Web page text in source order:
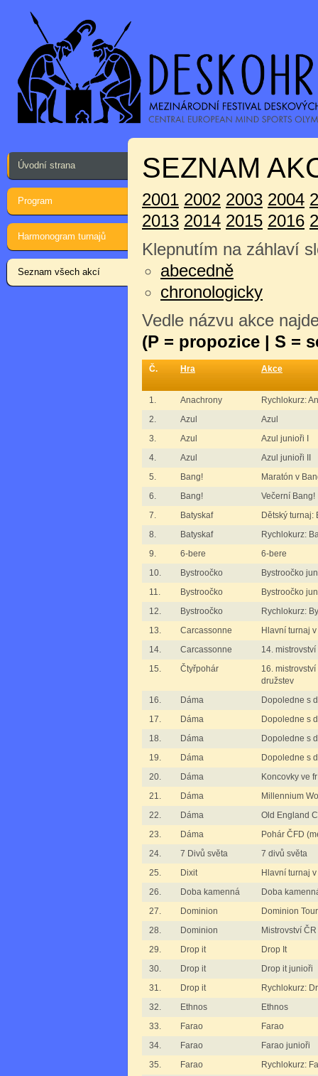
Úvodní strana
Program
Harmonogram turnajů
Seznam všech akcí
SEZNAM
2001 2002 2003 2004
2013 2014 2015 2016
Klepnutím na záhlaví
abecedně
chronologicky
Vedle názvu akce
(P = propozice | S =
Č. Hra Akce
1. Anachrony
Rychlokurz:
2.
Azul
Azul
3.
Azul
Azul junioři I
4.
Azul
Azul junioři II
5.
Bang!
Maratón v
6.
Bang!
Večerní Bang!
7.
Batyskaf
Dětský turnaj:
8.
Batyskaf
Rychlokurz:
9.
6-bere
6-bere
10.
Bystroočko
Bystroočko
11.
Bystroočko
Bystroočko
12.
Bystroočko
Rychlokurz:
13.
Carcassonne
Hlavní turnaj
14.
Carcassonne
14.
15.
Čtyřpohár
16.
družstev
16.
Dáma
Dopoledne s
17.
Dáma
Dopoledne s
18.
Dáma
Dopoledne s
19.
Dáma
Dopoledne s
20.
Dáma
Koncovky ve
21.
Dáma
Millennium
22.
Dáma
Old England
23.
Dáma
Pohár ČFD
24.
7 Divů světa
7 divů světa
25.
Dixit
Hlavní turnaj
26.
Doba kamenná
Doba
27.
Dominion
Dominion
28.
Dominion
Mistrovství
29.
Drop it
Drop It
30.
Drop it
Drop it junioři
31.
Drop it
Rychlokurz:
32.
Ethnos
Ethnos
33.
Farao
Farao
34.
Farao
Farao junioři
35.
Farao
Rychlokurz: